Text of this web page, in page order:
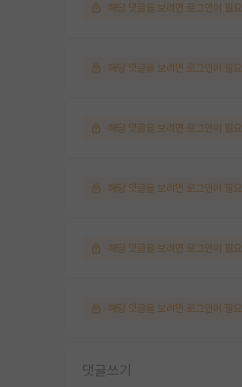
해당 댓글을 보려면 로그인이 필
해당 댓글을 보려면 로그인이 필
해당 댓글을 보려면 로그인이 필
해당 댓글을 보려면 로그인이 필
해당 댓글을 보려면 로그인이 필
해당 댓글을 보려면 로그인이 필
댓글쓰기